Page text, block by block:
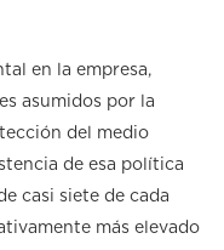
en la empresa,
asumidos por la
del medio
de esa política
casi siete de cada
más elevado